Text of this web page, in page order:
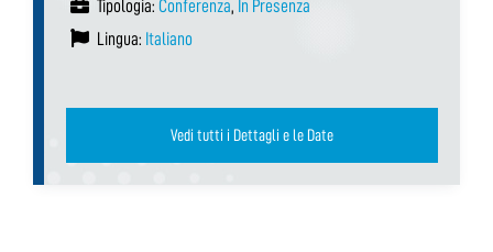
Tipologia: Conferenza, In Presenza
Lingua: Italiano
Vedi tutti i Dettagli e le Date